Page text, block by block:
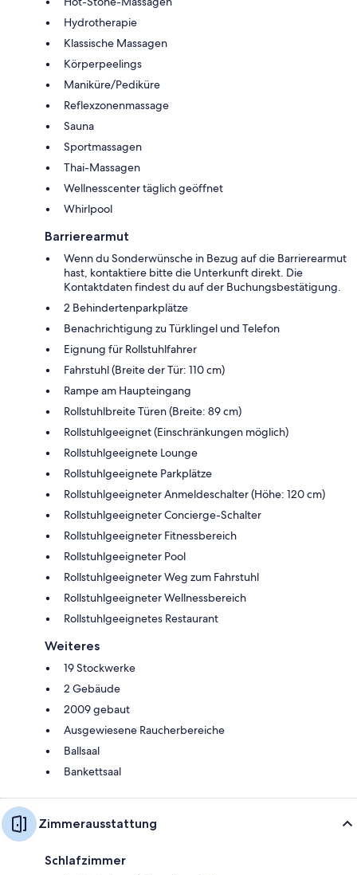
Hydrotherapie
Klassische Massagen
Körperpeelings
Maniküre/Pediküre
Reflexzonenmassage
Sauna
Sportmassagen
Thai-Massagen
Wellnesscenter täglich geöffnet
Whirlpool
Barrierearmut
Wenn du Sonderwünsche in Bezug auf die Barrierearmut
hast, kontaktiere bitte die Unterkunft direkt. Die
Kontaktdaten findest du auf der Buchungsbestätigung.
2 Behindertenparkplätze
Benachrichtigung zu Türklingel und Telefon
Eignung für Rollstuhlfahrer
Fahrstuhl (Breite der Tür: 110 cm)
Rampe am Haupteingang
Rollstuhlbreite Türen (Breite: 89 cm)
Rollstuhlgeeignet (Einschränkungen möglich)
Rollstuhlgeeignete Lounge
Rollstuhlgeeignete Parkplätze
Rollstuhlgeeigneter Anmeldeschalter (Höhe: 120 cm)
Rollstuhlgeeigneter Concierge-Schalter
Rollstuhlgeeigneter Fitnessbereich
Rollstuhlgeeigneter Pool
Rollstuhlgeeigneter Weg zum Fahrstuhl
Rollstuhlgeeigneter Wellnessbereich
Rollstuhlgeeignetes Restaurant
Weiteres
19 Stockwerke
2 Gebäude
2009 gebaut
Ausgewiesene Raucherbereiche
Ballsaal
Bankettsaal
Zimmerausstattung
Schlafzimmer